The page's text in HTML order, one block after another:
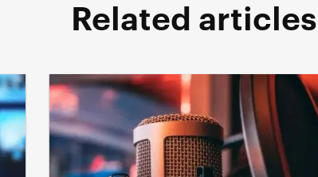
Related articles